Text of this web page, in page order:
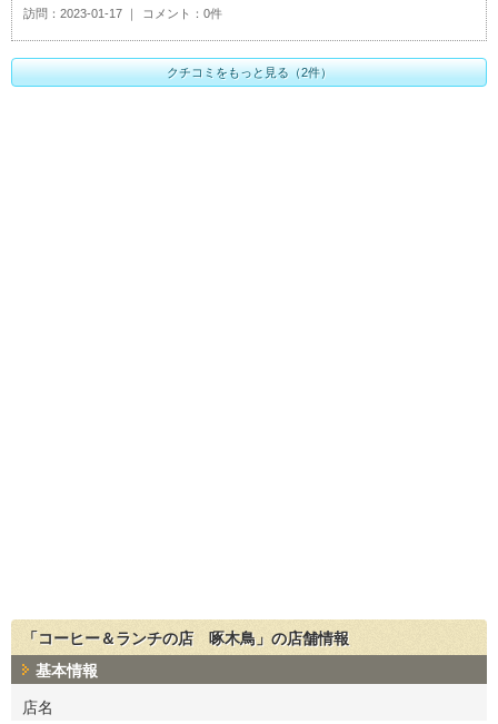
訪問 2023-01-17 コメント 0件
クチコミをもっと見る（2件）
「コーヒー＆ランチの店 啄木鳥」の店舗情報
基本情報
店名